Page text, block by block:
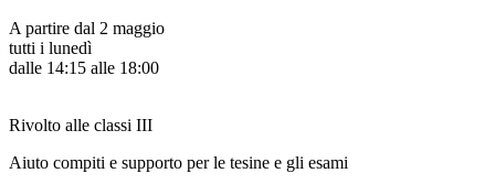
A partire dal 2 maggio
tutti i lunedì
dalle 14:15 alle 18:00
Rivolto alle classi III
Aiuto compiti e supporto per le tesine e gli esami